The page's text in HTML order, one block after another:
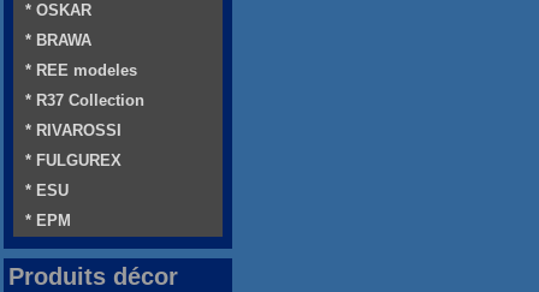
* OSKAR
* BRAWA
* REE modeles
* R37 Collection
* RIVAROSSI
* FULGUREX
* ESU
* EPM
Produits décor